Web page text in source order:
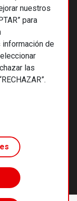
nuestros
para
información de
las
SCCL